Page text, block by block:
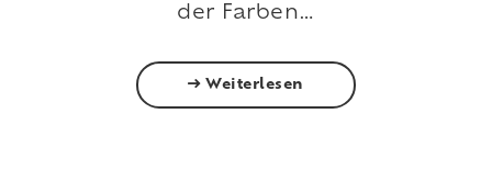
der Farben…
Weiterlesen